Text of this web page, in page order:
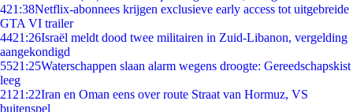
421:38Netflix-abonnees krijgen exclusieve early access tot uitgebreide
GTA VI trailer
4421:26Israël meldt dood twee militairen in Zuid-Libanon, vergelding
aangekondigd
5521:25Waterschappen slaan alarm wegens droogte: Gereedschapskist
leeg
21 21:22Iran en Oman eens over route Straat van Hormuz, VS
buitenspel